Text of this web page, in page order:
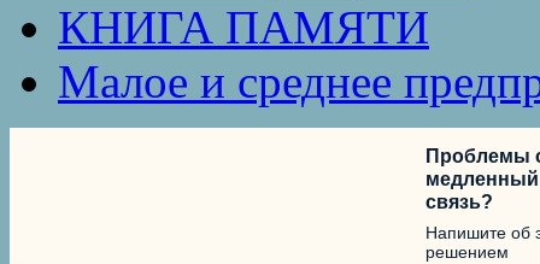
КНИГА ПАМЯТИ
Малое и среднее
Проблемы
медленный
связь?
Напишите об
решением